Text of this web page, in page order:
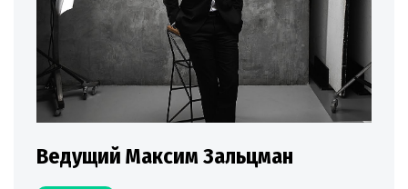
Ведущий Максим Зальцман